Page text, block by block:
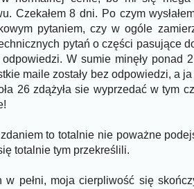
Czekałem 8 dni. Po czym
pytaniem, czy w ogóle
pytań o części pasujące
W sumie minęły ponad
maile zostały bez odpowiedzi, a
26 zdążyła sie wyprzedać w tym
to totalnie nie poważne
totalnie tym przekreślili.
w pełni, moja cierpliwość się